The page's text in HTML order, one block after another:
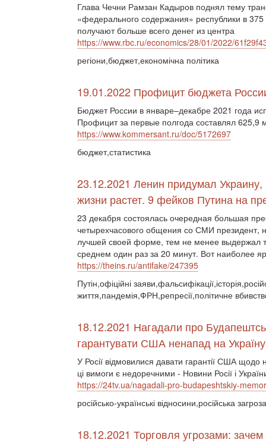
Глава Чечни Рамзан Кадыров поднял тему
«федерального содержания» республики в
получают больше всего денег из центра
https://www.rbc.ru/economics/28/01/2022/
регіони,бюджет,економічна політика
19.01.2022 Профицит бюджета
Бюджет России в январе–декабре 2021 года
Профицит за первые полгода составлял 625,9
https://www.kommersant.ru/doc/5172697
бюджет,статистика
23.12.2021 Ленин придумал
жизни растет. 9 фейков Путина на
23 декабря состоялась очередная большая
четырехчасового общения со СМИ
лучшей своей форме, тем не менее выдержал
среднем один раз за 20 минут. Вот наиболее
https://theins.ru/antifake/247395
Путін,офіційні
життя,пандемія,ФРН,репресії,політичне
18.12.2021 Нагадали про
гарантувати США ненапад на Україну
У Росії відмовилися давати гарантії США
ці вимоги є недоречними - Новини Росії і
https://24tv.ua/nagadali-pro-budapeshtskiy-
російсько-українські відносини,російська
18.12.2021 Торговля угрозами: